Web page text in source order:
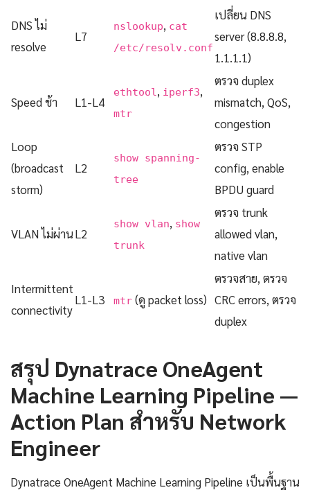
DNS ไม่
resolve
L7
nslookup, cat
/etc/resolv.conf
เปลี่ยน DNS
server (8.8.8.8,
1.1.1.1)
Speed ช้า L1-L4
ethtool , iperf3,
mtr
ตรวจ duplex
mismatch, QoS,
congestion
Loop
(broadcast
storm)
L2
show spanning-
tree
ตรวจ STP
config, enable
BPDU guard
VLAN ไม่ผ่านL2
show vlan, show
trunk
ตรวจ trunk
allowed vlan,
native vlan
Intermittent
connectivity
L1-L3 mtr (ดู packet loss)
ตรวจสาย, ตรวจ
CRC errors, ตรวจ
duplex
สรุป Dynatrace OneAgent
Machine Learning Pipeline —
Action Plan สำหรับ Network
Engineer
Dynatrace OneAgent Machine Learning Pipeline เป็นพื้นฐาน